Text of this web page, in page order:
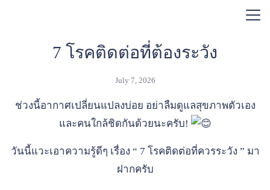
7 โรคติดต่อที่ต้องระวัง
July 7, 2026
ช่วงนี้อากาศเปลี่ยนแปลงบ่อย อย่าลืมดูแลสุขภาพตัวเอง
และคนใกล้ชิดกันด้วยนะครับ!
วันนี้แวะเอาความรู้ดีๆ เรื่อง “ 7 โรคติดต่อที่ควรระวัง ” มา
ฝากครับ